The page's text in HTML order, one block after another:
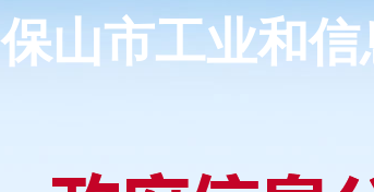
保山市工业和信